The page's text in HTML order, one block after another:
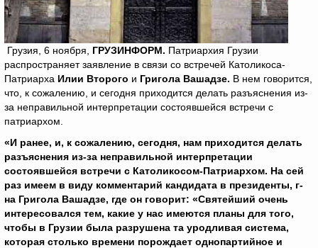
Грузия, 6 ноября, ГРУЗИНФОРМ. Патриархия Грузии
распространяет заявление в связи со встречей Католикоса-
Патриарха Илии Второго и Григола Вашадзе. В нем говорится,
что, к сожалению, и сегодня приходится делать разъяснения из-
за неправильной интерпретации состоявшейся встречи с
патриархом.
«И ранее, и, к сожалению, сегодня, нам приходится делать
разъяснения из-за неправильной интерпретации
состоявшейся встречи с Католикосом-Патриархом. На сей
раз имеем в виду комментарий кандидата в президенты, г-
на Григола Вашадзе, где он говорит: «Святейший очень
интересовался тем, какие у нас имеются планы для того,
чтобы в Грузии была разрушена та уродливая система,
которая столько времени порождает однопартийное и